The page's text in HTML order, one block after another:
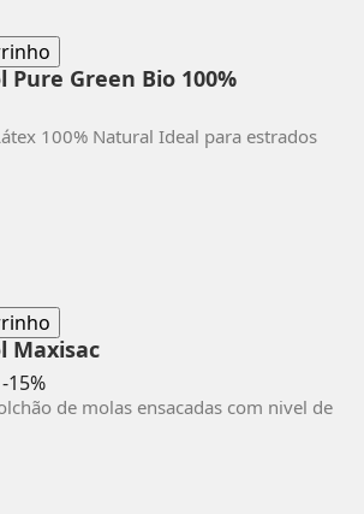
Pure Green Bio 100%
100% Natural Ideal para estrados
Maxisac
-15%Preço
de molas ensacadas com nivel de